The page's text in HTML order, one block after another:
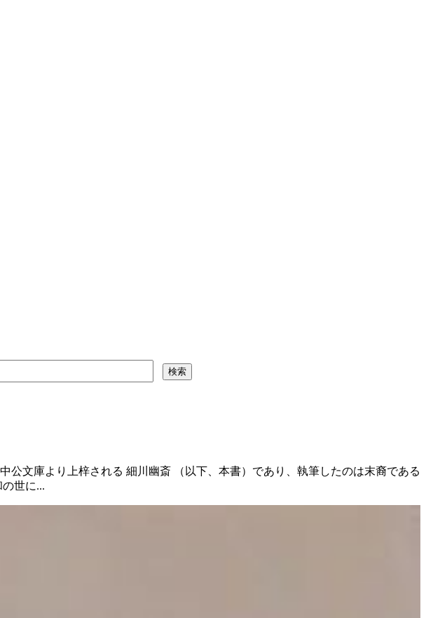
文庫より上梓される 細川幽斎 （以下、本書）であり、執筆したのは末裔である
世に...